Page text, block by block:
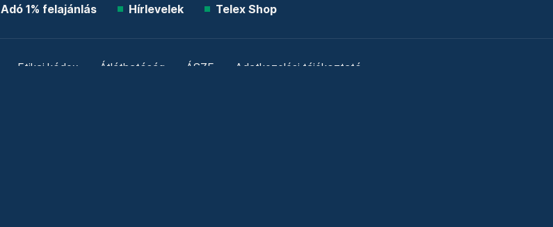
Adó 1% felajánlás Hírlevelek Telex Shop
Etikai kódex Átláthatóság ÁSZF Adatkezelési tájékoztató